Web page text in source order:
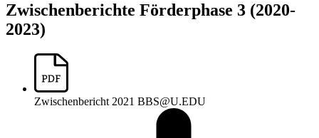
Zwischenberichte Förderphase 3 (2020-
2023)
Zwischenbericht 2021 BBS@U.EDU